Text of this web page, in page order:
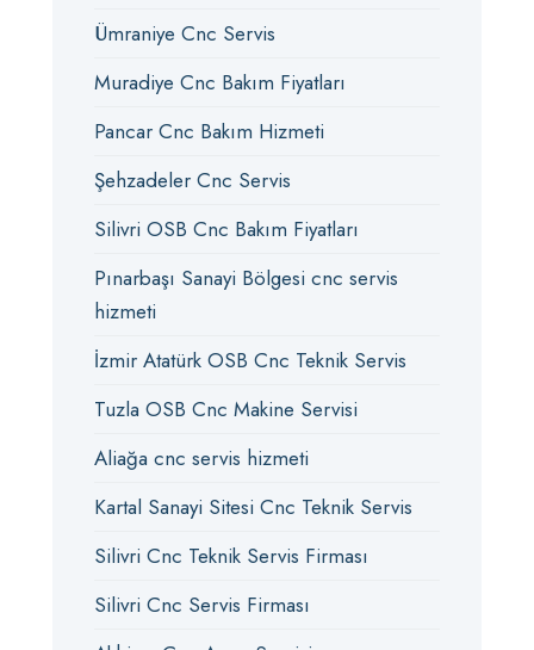
Ümraniye Cnc Servis
Muradiye Cnc Bakım Fiyatları
Pancar Cnc Bakım Hizmeti
Şehzadeler Cnc Servis
Silivri OSB Cnc Bakım Fiyatları
Pınarbaşı Sanayi Bölgesi cnc servis
hizmeti
İzmir Atatürk OSB Cnc Teknik Servis
Tuzla OSB Cnc Makine Servisi
Aliağa cnc servis hizmeti
Kartal Sanayi Sitesi Cnc Teknik Servis
Silivri Cnc Teknik Servis Firması
Silivri Cnc Servis Firması